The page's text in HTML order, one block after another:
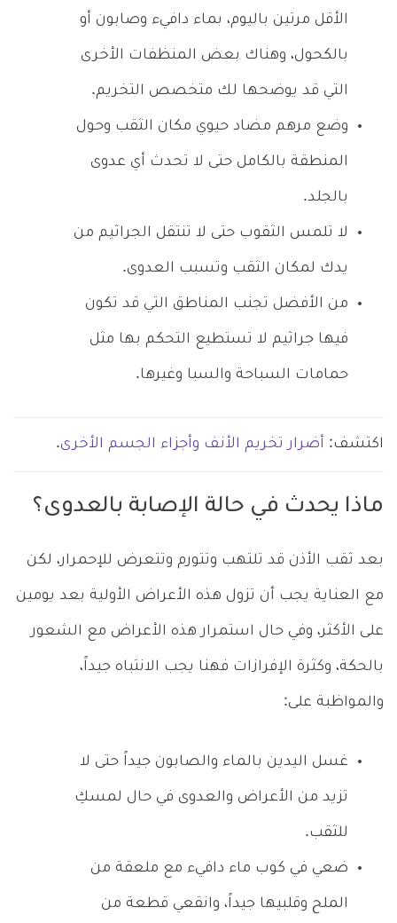
الأقل مرتين باليوم، بماء دافيء وصابون أو
بالكحول، وهناك بعض المنظفات الأخرى
التي قد يوضحها لك متخصص التخريم.
وضع مرهم مضاد حيوي مكان الثقب وحول
المنطقة بالكامل حتى لا تحدث أي عدوى
بالجلد.
لا تلمس الثقوب حتى لا تنتقل الجراثيم من
يدك لمكان الثقب وتسبب العدوى.
من الأفضل تجنب المناطق التي قد تكون
فيها جراثيم لا تستطيع التحكم بها مثل
حمامات السباحة والسبا وغيرها.
اكتشف: أضرار تخريم الأنف وأجزاء الجسم الأخرى.
ماذا يحدث في حالة الإصابة بالعدوى؟
بعد ثقب الأذن قد تلتهب وتتورم وتتعرض للإحمرار، لكن
مع العناية يجب أن تزول هذه الأعراض الأولية بعد يومين
على الأكثر، وفي حال استمرار هذه الأعراض مع الشعور
بالحكة، وكثرة الإفرازات فهنا يجب الانتباه جيداً،
والمواظبة على:
غسل اليدين بالماء والصابون جيداً حتى لا
تزيد من الأعراض والعدوى في حال لمسكِ
للثقب.
ضعي في كوب ماء دافيء مع ملعقة من
الملح وقلبيها جيداً، وانقعي قطعة من